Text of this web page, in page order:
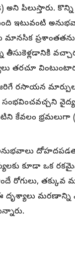
అని
ఇటువంటి
మానసిక
తీసుకెళ్లడానికి
తరచూ
రసాయన
వైద్య
భ్రమలుగా
కూడా ఒక
రోగులు, తక్కువ
దృశ్యాలు